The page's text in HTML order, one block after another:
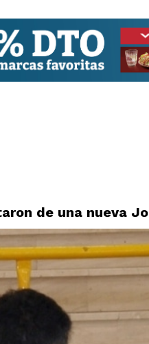
de una nueva